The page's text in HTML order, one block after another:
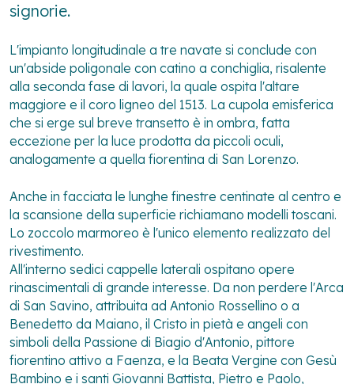
signorie.
L'impianto longitudinale a tre navate si conclude con
un'abside poligonale con catino a conchiglia, risalente
alla seconda fase di lavori, la quale ospita l'altare
maggiore e il coro ligneo del 1513. La cupola emisferica
che si erge sul breve transetto è in ombra, fatta
eccezione per la luce prodotta da piccoli oculi,
analogamente a quella fiorentina di San Lorenzo.
Anche in facciata le lunghe finestre centinate al centro e
la scansione della superficie richiamano modelli toscani.
Lo zoccolo marmoreo è l'unico elemento realizzato del
rivestimento.
All'interno sedici cappelle laterali ospitano opere
rinascimentali di grande interesse. Da non perdere l'Arca
di San Savino, attribuita ad Antonio Rossellino o a
Benedetto da Maiano, il Cristo in pietà e angeli con
simboli della Passione di Biagio d'Antonio, pittore
fiorentino attivo a Faenza, e la Beata Vergine con Gesù
Bambino e i santi Giovanni Battista, Pietro e Paolo,